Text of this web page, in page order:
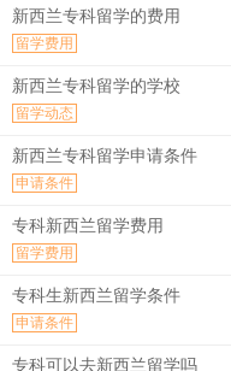
新西兰专科留学的费用
留学费用
新西兰专科留学的学校
留学动态
新西兰专科留学申请条件
申请条件
专科新西兰留学费用
留学费用
专科生新西兰留学条件
申请条件
专科可以去新西兰留学吗